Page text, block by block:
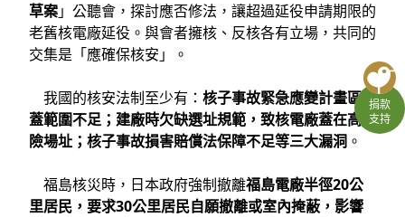
臉書
YouTube
捐款
支持
草案」公聽會，探討應否修法，讓超過延役申請期限的
老舊核電廠延役。與會者擁核、反核各有立場，共同的
交集是「應確保核安」。
我國的核安法制至少有： 核子事故緊急應變計畫區涵
蓋範圍不足；建廠時欠缺選址規範，致核電廠蓋在高風
險場址；核子事故損害賠償法保障不足等三大漏洞 。
福島核災時，日本政府強制撤離福島電廠半徑20公
里居民，要求30公里居民自願撤離或室內掩蔽，影響